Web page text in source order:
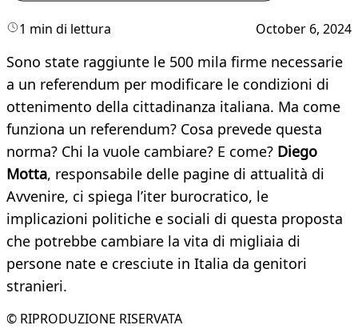
1 min di lettura October 6, 2024
Sono state raggiunte le 500 mila firme necessarie
a un referendum per modificare le condizioni di
ottenimento della cittadinanza italiana. Ma come
funziona un referendum? Cosa prevede questa
norma? Chi la vuole cambiare? E come? Diego
Motta, responsabile delle pagine di attualità di
Avvenire, ci spiega l’iter burocratico, le
implicazioni politiche e sociali di questa proposta
che potrebbe cambiare la vita di migliaia di
persone nate e cresciute in Italia da genitori
stranieri.
© RIPRODUZIONE RISERVATA